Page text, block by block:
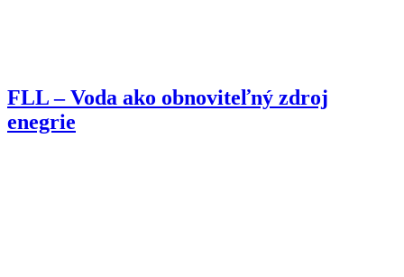
FLL – Voda ako obnoviteľný zdroj
enegrie